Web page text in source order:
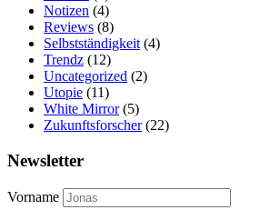
Notizen (4)
Reviews (8)
Selbstständigkeit (4)
Trendz (12)
Uncategorized (2)
Utopie (11)
White Mirror(5)
Zukunftsforscher(22)
Newsletter
Vorname